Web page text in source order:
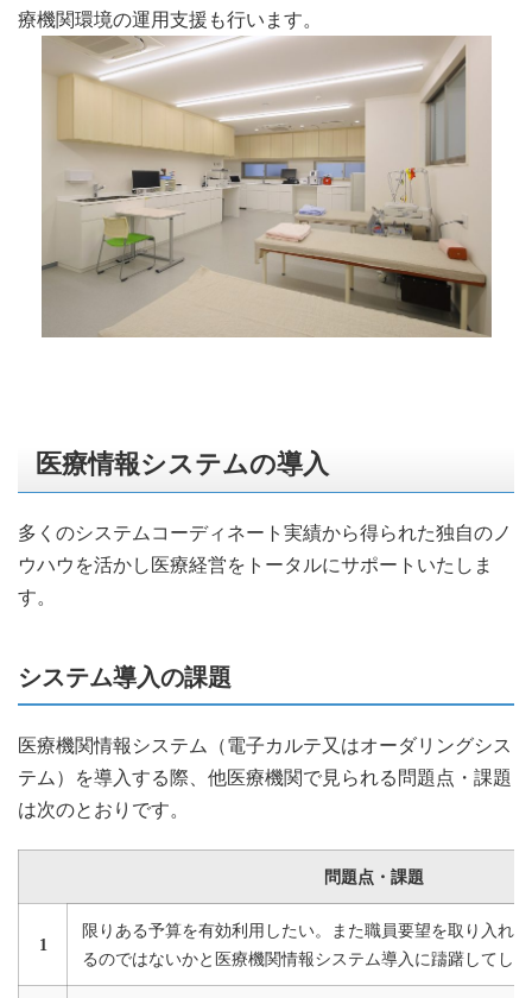
療機関環境の運用支援も行います。
医療情報システムの導入
多くのシステムコーディネート実績から得られた独自のノ
ウハウを活かし医療経営をトータルにサポートいたしま
す。
システム導入の課題
医療機関情報システム（電子カルテ又はオーダリングシス
テム）を導入する際、他医療機関で見られる問題点・課題
は次のとおりです。
問題点・課題
1
限りある予算を有効利用したい。また職員要望を取り入れ
るのではないかと医療機関情報システム導入に躊躇してし